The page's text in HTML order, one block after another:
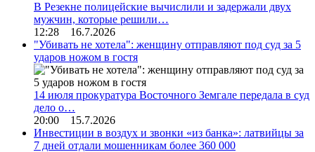
В Резекне полицейские вычислили и задержали двух
мужчин, которые решили…
12:28 16.7.2026
"Убивать не хотела": женщину отправляют под суд за 5
ударов ножом в гостя
14 июля прокуратура Восточного Земгале передала в суд
дело о…
20:00 15.7.2026
Инвестиции в воздух и звонки «из банка»: латвийцы за
7 дней отдали мошенникам более 360 000